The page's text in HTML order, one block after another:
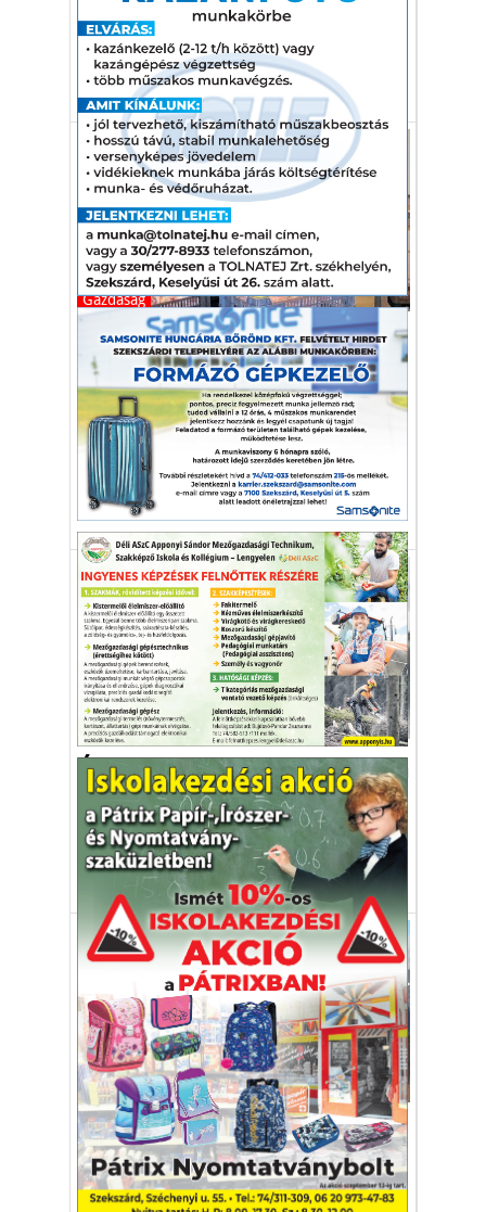
A hatóság továbbra is minden gyanús
esetnél a lehető legszigorúbban lép fel.
baromfi nÉbih madárinfluenza kacsa
Gazdaság
Bővítés és technológiai
korszerűsítés a BÁT-GRILL Kft-
nél, Dél-Dunántúl legnagyobb
brojlercsirke vágóhídján
Megduplázták a kapacitást.
Bát-Grill Baromfifeldolgozó Kft. fejlesztés
Lakás-Otthon-Építkezés
Úszó tojótyúkfarm a kikötőben
Fontolgatják egy úszó, függőleges
zöldségtermesztő üzem kialakítását is.
állattartás baromfi tojótyúk
Gazdaság
Miért kell elzárni a
baromfiakat?
A madárinfluenza terjedését próbálják az